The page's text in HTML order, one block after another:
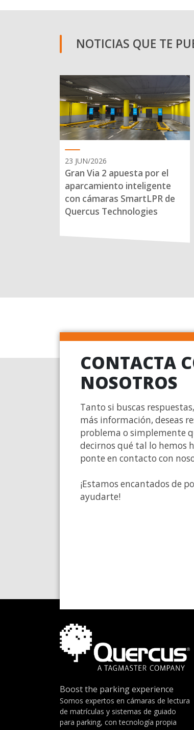
NOTICIAS QUE TE
23 JUN/2026
Gran Via 2 apuesta por el
aparcamiento inteligente
con cámaras SmartLPR de
Quercus Technologies
CONTACTA
NOSOTROS
Tanto si buscas
más información, deseas
problema o simplemente
decirnos qué tal lo hemos
ponte en contacto con
¡Estamos encantados de
ayudarte!
Boost the parking experience
Somos expertos en cámaras de lectura
de matrículas y sistemas de guiado
para parking, con tecnología propia